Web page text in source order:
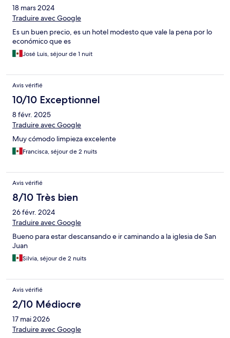
18 mars 2024
Traduire avec Google
Es un buen precio, es un hotel modesto que vale la pena por lo
económico que es
José Luis, séjour de 1 nuit
Avis vérifié
10/10 Exceptionnel
8 févr. 2025
Traduire avec Google
Muy cómodo limpieza excelente
Francisca, séjour de 2 nuits
Avis vérifié
8/10 Très bien
26 févr. 2024
Traduire avec Google
Bueno para estar descansando e ir caminando a la iglesia de San
Juan
Silvia, séjour de 2 nuits
Avis vérifié
2/10 Médiocre
17 mai 2026
Traduire avec Google